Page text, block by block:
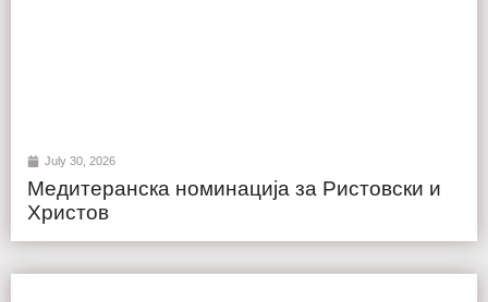
July 30, 2026
Медитеранска номинација за Ристовски и
Христов